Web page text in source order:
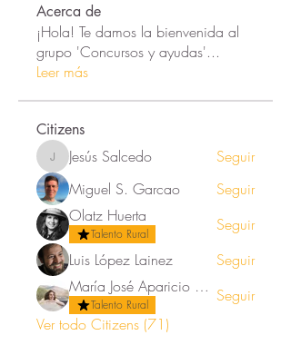
Acerca de
¡Hola! Te damos la bienvenida al
grupo 'Concursos y ayudas'...
Leer más
Citizens
Jesús Salcedo
Jesús Salcedo
Seguir
Miguel S. Garcao
Seguir
Olatz Huerta
Talento Rural
Seguir
Luis López Lainez
Seguir
María José Aparicio Ortega
Talento Rural
Seguir
Ver todo Citizens (71)